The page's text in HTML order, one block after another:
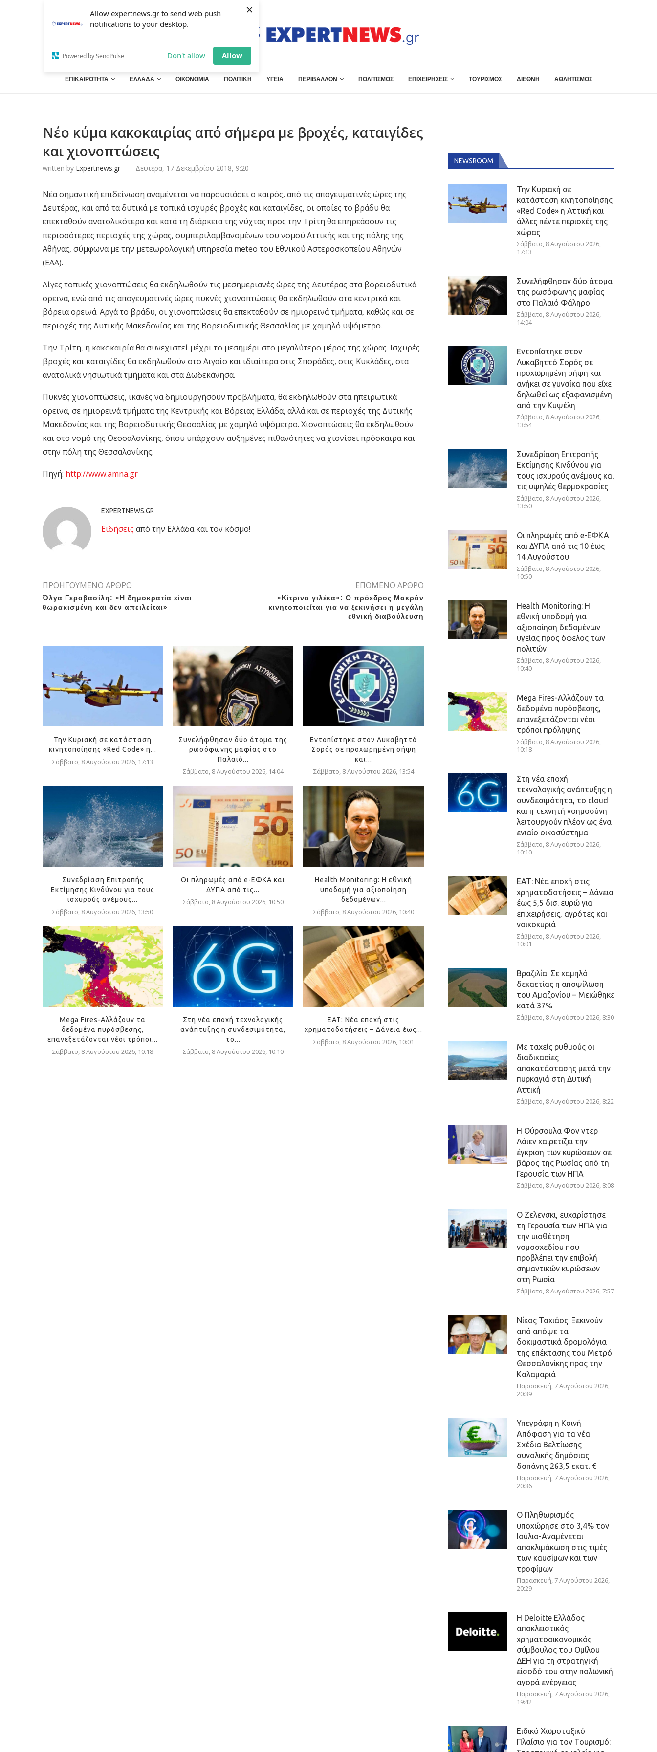
Allow expertnews.gr to send web push
notifications to your desktop.
Powered by SendPulse Don't allow Allow
×
ΕΠΙΚΑΙΡΟΤΗΤΑ ΕΛΛΑΔΑ ΟΙΚΟΝΟΜΙΑ ΠΟΛΙΤΙΚΗ ΥΓΕΙΑ ΠΕΡΙΒΑΛΛΟΝ ΠΟΛΙΤΙΣΜΟΣ ΕΠΙΧΕΙΡΗΣΕΙΣ ΤΟΥΡΙΣΜΟΣ ΔΙΕΘΝΗ ΑΘΛΗΤΙΣΜΟΣ
Νέο κύμα κακοκαιρίας από σήμερα με βροχές, καταιγίδες
και χιονοπτώσεις
written by Expertnews.gr Δευτέρα, 17 Δεκεμβρίου 2018, 9:20
Νέα σημαντική επιδείνωση αναμένεται να παρουσιάσει ο καιρός, από τις απογευματινές ώρες της
Δευτέρας, και από τα δυτικά με τοπικά ισχυρές βροχές και καταιγίδες, οι οποίες το βράδυ θα
επεκταθούν ανατολικότερα και κατά τη διάρκεια της νύχτας προς την Τρίτη θα επηρεάσουν τις
περισσότερες περιοχές της χώρας, συμπεριλαμβανομένων του νομού Αττικής και της πόλης της
Αθήνας, σύμφωνα με την μετεωρολογική υπηρεσία meteo του Εθνικού Αστεροσκοπείου Αθηνών
(ΕΑΑ).
Λίγες τοπικές χιονοπτώσεις θα εκδηλωθούν τις μεσημεριανές ώρες της Δευτέρας στα βορειοδυτικά
ορεινά, ενώ από τις απογευματινές ώρες πυκνές χιονοπτώσεις θα εκδηλωθούν στα κεντρικά και
βόρεια ορεινά. Αργά το βράδυ, οι χιονοπτώσεις θα επεκταθούν σε ημιορεινά τμήματα, καθώς και σε
περιοχές της Δυτικής Μακεδονίας και της Βορειοδυτικής Θεσσαλίας με χαμηλό υψόμετρο.
Την Τρίτη, η κακοκαιρία θα συνεχιστεί μέχρι το μεσημέρι στο μεγαλύτερο μέρος της χώρας. Ισχυρές
βροχές και καταιγίδες θα εκδηλωθούν στο Αιγαίο και ιδιαίτερα στις Σποράδες, στις Κυκλάδες, στα
ανατολικά νησιωτικά τμήματα και στα Δωδεκάνησα.
Πυκνές χιονοπτώσεις, ικανές να δημιουργήσουν προβλήματα, θα εκδηλωθούν στα ηπειρωτικά
ορεινά, σε ημιορεινά τμήματα της Κεντρικής και Βόρειας Ελλάδα, αλλά και σε περιοχές της Δυτικής
Μακεδονίας και της Βορειοδυτικής Θεσσαλίας με χαμηλό υψόμετρο. Χιονοπτώσεις θα εκδηλωθούν
και στο νομό της Θεσσαλονίκης, όπου υπάρχουν αυξημένες πιθανότητες να χιονίσει πρόσκαιρα και
στην πόλη της Θεσσαλονίκης.
Πηγή: http://www.amna.gr
EXPERTNEWS.GR
Eιδήσεις από την Ελλάδα και τον κόσμο!
ΠΡΟΗΓΟΥΜΕΝΟ ΑΡΘΡΟ
Όλγα Γεροβασίλη: «Η δημοκρατία είναι
θωρακισμένη και δεν απειλείται»
ΕΠΟΜΕΝΟ ΑΡΘΡΟ
«Κίτρινα γιλέκα»: Ο πρόεδρος Μακρόν
κινητοποιείται για να ξεκινήσει η μεγάλη
εθνική διαβούλευση
Την Κυριακή σε κατάσταση
κινητοποίησης «Red Code» η...
Σάββατο, 8 Αυγούστου 2026, 17:13
Συνελήφθησαν δύο άτομα της
ρωσόφωνης μαφίας στο
Παλαιό...
Σάββατο, 8 Αυγούστου 2026, 14:04
Εντοπίστηκε στον Λυκαβηττό
Σορός σε προχωρημένη σήψη
και...
Σάββατο, 8 Αυγούστου 2026, 13:54
Συνεδρίαση Επιτροπής
Εκτίμησης Κινδύνου για τους
ισχυρούς ανέμους...
Σάββατο, 8 Αυγούστου 2026, 13:50
Οι πληρωμές από e-ΕΦΚΑ και
ΔΥΠΑ από τις...
Σάββατο, 8 Αυγούστου 2026, 10:50
Health Monitoring: Η εθνική
υποδομή για αξιοποίηση
δεδομένων...
Σάββατο, 8 Αυγούστου 2026, 10:40
Mega Fires-Αλλάζουν τα
δεδομένα πυρόσβεσης,
επανεξετάζονται νέοι τρόποι...
Σάββατο, 8 Αυγούστου 2026, 10:18
Στη νέα εποχή τεχνολογικής
ανάπτυξης η συνδεσιμότητα,
το...
Σάββατο, 8 Αυγούστου 2026, 10:10
ΕΑΤ: Νέα εποχή στις
χρηματοδοτήσεις – Δάνεια έως...
Σάββατο, 8 Αυγούστου 2026, 10:01
NEWSROOM
Την Κυριακή σε
κατάσταση κινητοποίησης
«Red Code» η Αττική και
άλλες πέντε περιοχές της
χώρας
Σάββατο, 8 Αυγούστου 2026,
17:13
Συνελήφθησαν δύο άτομα
της ρωσόφωνης μαφίας
στο Παλαιό Φάληρο
Σάββατο, 8 Αυγούστου 2026,
14:04
Εντοπίστηκε στον
Λυκαβηττό Σορός σε
προχωρημένη σήψη και
ανήκει σε γυναίκα που είχε
δηλωθεί ως εξαφανισμένη
από την Κυψέλη
Σάββατο, 8 Αυγούστου 2026,
13:54
Συνεδρίαση Επιτροπής
Εκτίμησης Κινδύνου για
τους ισχυρούς ανέμους και
τις υψηλές θερμοκρασίες
Σάββατο, 8 Αυγούστου 2026,
13:50
Οι πληρωμές από e-ΕΦΚΑ
και ΔΥΠΑ από τις 10 έως
14 Αυγούστου
Σάββατο, 8 Αυγούστου 2026,
10:50
Health Monitoring: Η
εθνική υποδομή για
αξιοποίηση δεδομένων
υγείας προς όφελος των
πολιτών
Σάββατο, 8 Αυγούστου 2026,
10:40
Mega Fires-Αλλάζουν τα
δεδομένα πυρόσβεσης,
επανεξετάζονται νέοι
τρόποι πρόληψης
Σάββατο, 8 Αυγούστου 2026,
10:18
Στη νέα εποχή
τεχνολογικής ανάπτυξης η
συνδεσιμότητα, το cloud
και η τεχνητή νοημοσύνη
λειτουργούν πλέον ως ένα
ενιαίο οικοσύστημα
Σάββατο, 8 Αυγούστου 2026,
10:10
ΕΑΤ: Νέα εποχή στις
χρηματοδοτήσεις – Δάνεια
έως 5,5 δισ. ευρώ για
επιχειρήσεις, αγρότες και
νοικοκυριά
Σάββατο, 8 Αυγούστου 2026,
10:01
Βραζιλία: Σε χαμηλό
δεκαετίας η αποψίλωση
του Αμαζονίου – Μειώθηκε
κατά 37%
Σάββατο, 8 Αυγούστου 2026, 8:30
Με ταχείς ρυθμούς οι
διαδικασίες
αποκατάστασης μετά την
πυρκαγιά στη Δυτική
Αττική
Σάββατο, 8 Αυγούστου 2026, 8:22
Η Ούρσουλα Φον ντερ
Λάιεν χαιρετίζει την
έγκριση των κυρώσεων σε
βάρος της Ρωσίας από τη
Γερουσία των ΗΠΑ
Σάββατο, 8 Αυγούστου 2026, 8:08
Ο Ζελενσκι, ευχαρίστησε
τη Γερουσία των ΗΠΑ για
την υιοθέτηση
νομοσχεδίου που
προβλέπει την επιβολή
σημαντικών κυρώσεων
στη Ρωσία
Σάββατο, 8 Αυγούστου 2026, 7:57
Νίκος Ταχιάος: Ξεκινούν
από απόψε τα
δοκιμαστικά δρομολόγια
της επέκτασης του Μετρό
Θεσσαλονίκης προς την
Καλαμαριά
Παρασκευή, 7 Αυγούστου 2026,
20:39
Υπεγράφη η Κοινή
Απόφαση για τα νέα
Σχέδια Βελτίωσης
συνολικής δημόσιας
δαπάνης 263,5 εκατ. €
Παρασκευή, 7 Αυγούστου 2026,
20:36
Ο Πληθωρισμός
υποχώρησε στο 3,4% τον
Ιούλιο-Αναμένεται
αποκλιμάκωση στις τιμές
των καυσίμων και των
τροφίμων
Παρασκευή, 7 Αυγούστου 2026,
20:29
Η Deloitte Ελλάδος
αποκλειστικός
χρηματοοικονομικός
σύμβουλος του Ομίλου
ΔΕΗ για τη στρατηγική
είσοδό του στην πολωνική
αγορά ενέργειας
Παρασκευή, 7 Αυγούστου 2026,
19:42
Ειδικό Χωροταξικό
Πλαίσιο για τον Τουρισμό: